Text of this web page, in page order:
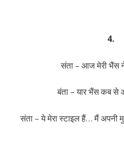
4.
संता – आज मेरी भैंस
बंता – यार भैंस कब से
संता – ये मेरा स्टाइल हैं… मैं अपनी